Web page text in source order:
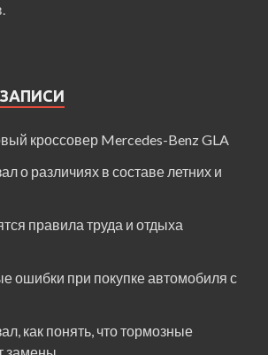
кроссовер Mercedes-Benz GLA
о различиях в составе летних и
правила труда и отдыха
ошибки при покупке автомобиля с
как понять, что тормозные